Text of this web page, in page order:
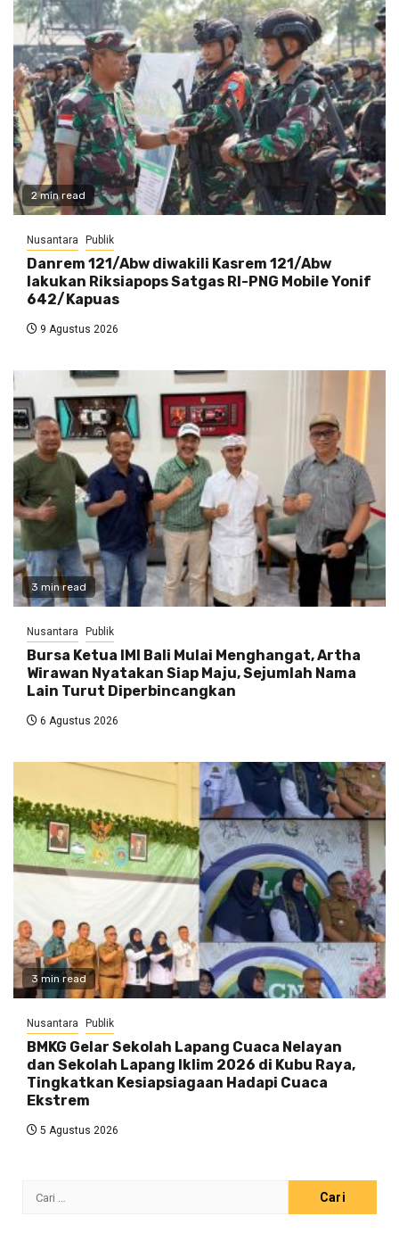
2 min read
Nusantara Publik
Danrem 121/Abw diwakili Kasrem 121/Abw
lakukan Riksiapops Satgas RI-PNG Mobile Yonif
642/Kapuas
9 Agustus 2026
3 min read
Nusantara Publik
Bursa Ketua IMI Bali Mulai Menghangat, Artha
Wirawan Nyatakan Siap Maju, Sejumlah Nama
Lain Turut Diperbincangkan
6 Agustus 2026
3 min read
Nusantara Publik
BMKG Gelar Sekolah Lapang Cuaca Nelayan
dan Sekolah Lapang Iklim 2026 di Kubu Raya,
Tingkatkan Kesiapsiagaan Hadapi Cuaca
Ekstrem
5 Agustus 2026
Cari